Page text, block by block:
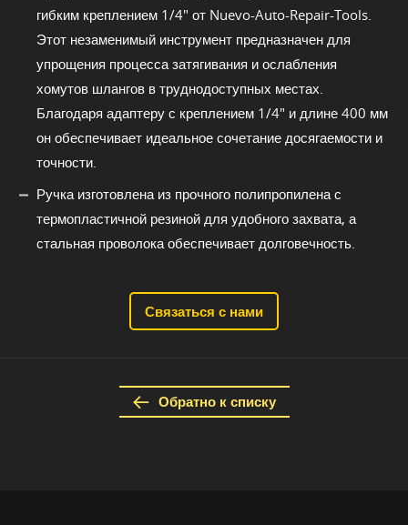
гибким креплением 1/4" от Nuevo-Auto-Repair-Tools.
Этот незаменимый инструмент предназначен для
упрощения процесса затягивания и ослабления
хомутов шлангов в труднодоступных местах.
Благодаря адаптеру с креплением 1/4" и длине 400 мм
он обеспечивает идеальное сочетание досягаемости и
точности.
Ручка изготовлена из прочного полипропилена с
термопластичной резиной для удобного захвата, а
стальная проволока обеспечивает долговечность.
Связаться с нами
Обратно к списку